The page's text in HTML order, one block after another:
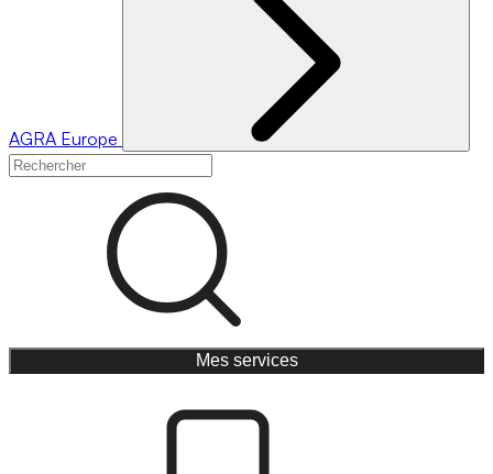
AGRA Europe
Mes services